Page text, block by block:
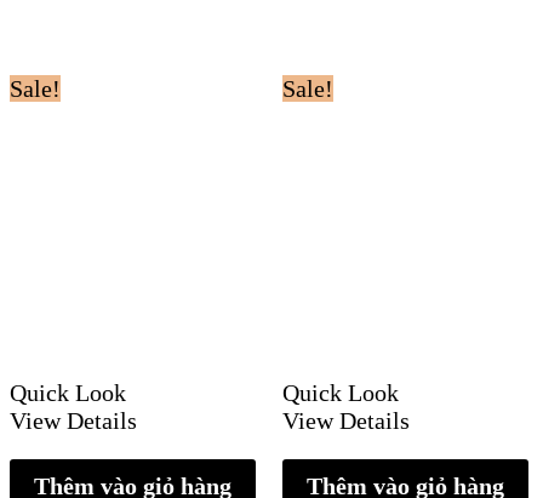
Sale!
Quick Look
View Details
Thêm vào giỏ hàng
Sale!
Quick Look
View Details
Thêm vào giỏ hàng